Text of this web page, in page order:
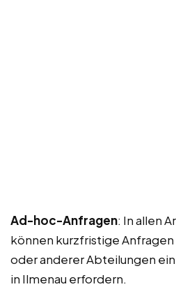
Ad-hoc-Anfragen: In allen
können kurzfristige
oder anderer Abteilungen
in Ilmenau erfordern.